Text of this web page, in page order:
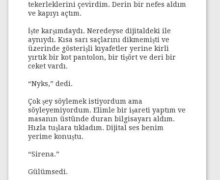
tekerleklerini çevirdim. Derin bir nefes aldım
ve kapıyı açtım.
İşte karşımdaydı. Neredeyse dijitaldeki ile
aynıydı. Kısa sarı saçlarını dikmemişti ve
üzerinde gösterişli kıyafetler yerine kirli
yırtık bir kot pantolon, bir tişört ve deri bir
ceket vardı.
“Nyks,” dedi.
Çok şey söylemek istiyordum ama
söyleyemiyordum. Elimle bir işareti yaptım ve
masanın üstünde duran bilgisayarı aldım.
Hızla tuşlara tıkladım. Dijital ses benim
yerime konuştu.
“Sirena.”
Gülümsedi.